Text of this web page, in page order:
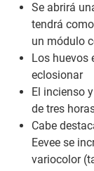
Se abrirá
tendrá
un módulo
Los huevos
eclosionar
El incienso
de tres
Cabe
Eevee se
variocolor